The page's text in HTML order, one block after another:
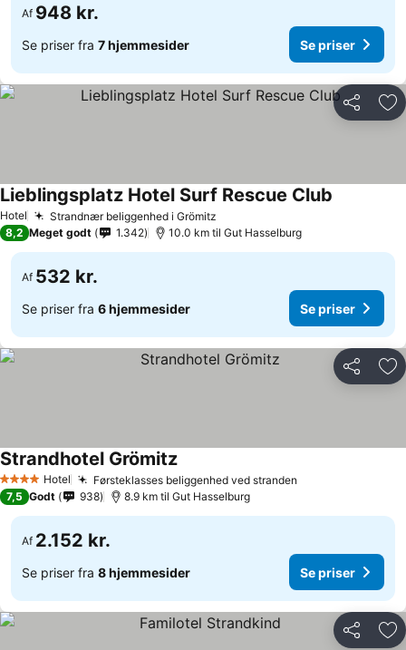
Af 948 kr.
Se priser fra 7 hjemmesider Se priser
Del
Hotel Strandnær beliggenhed i Grömitz
Lieblingsplatz Hotel Surf Rescue Club
8,2 Meget godt 1.342 10.0 km til Gut Hasselburg
Af 532 kr.
Se priser fra 6 hjemmesider Se priser
Del
4 StjernerHotel Førsteklasses beliggenhed ved stranden
Strandhotel GrömitzSe priser
7,5 Godt 938 8.9 km til Gut Hasselburg
Af 2.152 kr.
Se priser fra 8 hjemmesider Se priser
Del